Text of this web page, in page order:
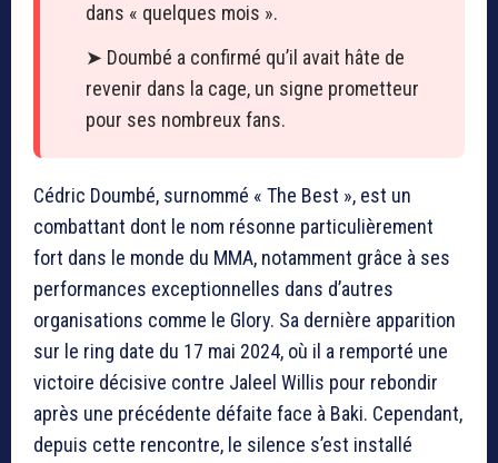
dans « quelques mois ».
➤ Doumbé a confirmé qu’il avait hâte de
revenir dans la cage, un signe prometteur
pour ses nombreux fans.
Cédric Doumbé, surnommé « The Best », est un
combattant dont le nom résonne particulièrement
fort dans le monde du MMA, notamment grâce à ses
performances exceptionnelles dans d’autres
organisations comme le Glory. Sa dernière apparition
sur le ring date du 17 mai 2024, où il a remporté une
victoire décisive contre Jaleel Willis pour rebondir
après une précédente défaite face à Baki. Cependant,
depuis cette rencontre, le silence s’est installé